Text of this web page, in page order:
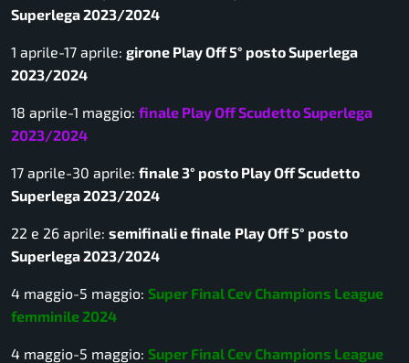
Superlega 2023/2024
1 aprile-17 aprile: girone Play Off 5° posto Superlega
2023/2024
18 aprile-1 maggio: finale Play Off Scudetto Superlega
2023/2024
17 aprile-30 aprile: finale 3° posto Play Off Scudetto
Superlega 2023/2024
22 e 26 aprile: semifinali e finale Play Off 5° posto
Superlega 2023/2024
4 maggio-5 maggio: Super Final Cev Champions League
femminile 2024
4 maggio-5 maggio: Super Final Cev Champions League